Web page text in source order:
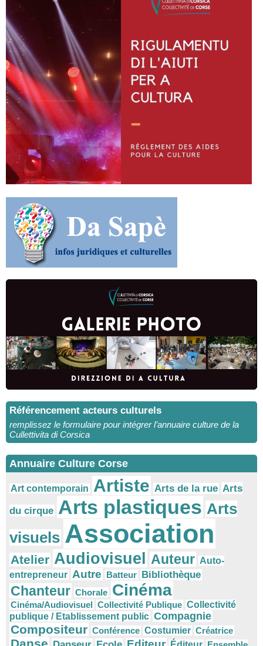
Référencement acteurs culturels
remplissez le formulaire pour intégrer l’annuaire culture de la
Cullettivita di Corsica
Annuaire Culture Corse
Art contemporain Artiste Arts de la rue Arts
du cirque Arts plastiques Arts
visuels Association
Atelier Audiovisuel Auteur Auto-
entrepreneur Autre Batteur Bibliothèque
Chanteur Chorale Cinéma
Cinéma/Audiovisuel Collectivité Publique Collectivité
publique / Etablissement public Compagnie
Compositeur Conférence Costumier Créatrice